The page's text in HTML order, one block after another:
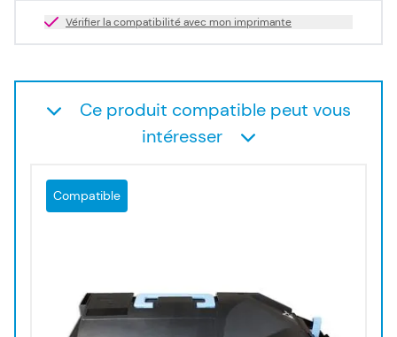
Vérifier la compatibilité avec mon imprimante
Ce produit compatible peut vous
intéresser
Compatible